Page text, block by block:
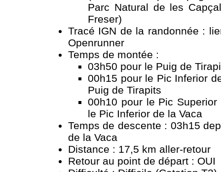
Parc Natural de les
Freser)
Tracé IGN de la randonnée :
Openrunner
Temps de montée :
03h50 pour le Puig de
00h15 pour le Pic Inferior
Puig de Tirapits
00h10 pour le Pic
le Pic Inferior de la Vaca
Temps de descente : 03h15
de la Vaca
Distance : 17,5 km aller-retour
Retour au point de départ : OUI